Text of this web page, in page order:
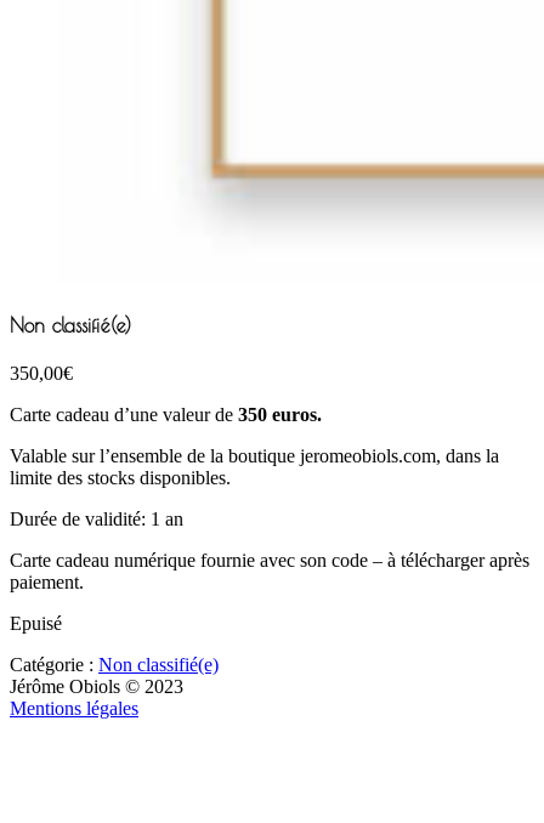
Non classifié(e)
350,00€
Carte cadeau d’une valeur de 350 euros.
Valable sur l’ensemble de la boutique jeromeobiols.com, dans la
limite des stocks disponibles.
Durée de validité: 1 an
Carte cadeau numérique fournie avec son code – à télécharger après
paiement.
Epuisé
Catégorie : Non classifié(e)
Jérôme Obiols © 2023
Mentions légales